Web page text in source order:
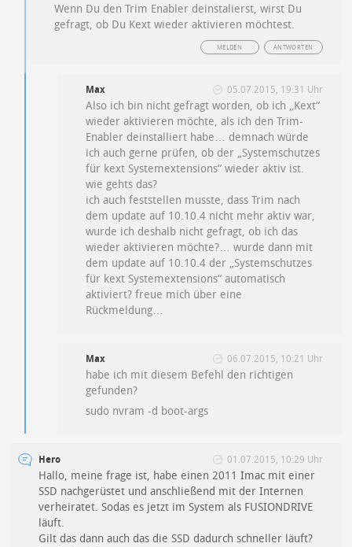
Wenn Du den Trim Enabler deinstalierst, wirst Du
gefragt, ob Du Kext wieder aktivieren möchtest.
ANTWORTEN
MELDEN
Max 05.07.2015, 19:31 Uhr
Also ich bin nicht gefragt worden, ob ich „Kext“
wieder aktivieren möchte, als ich den Trim-
Enabler deinstalliert habe… demnach würde
ich auch gerne prüfen, ob der „Systemschutzes
für kext Systemextensions“ wieder aktiv ist.
wie gehts das?
ich auch feststellen musste, dass Trim nach
dem update auf 10.10.4 nicht mehr aktiv war,
wurde ich deshalb nicht gefragt, ob ich das
wieder aktivieren möchte?… wurde dann mit
dem update auf 10.10.4 der „Systemschutzes
für kext Systemextensions“ automatisch
aktiviert? freue mich über eine
Rückmeldung…
Max 06.07.2015, 10:21 Uhr
habe ich mit diesem Befehl den richtigen
gefunden?
sudo nvram -d boot-args
Hero 01.07.2015, 10:29 Uhr
Hallo, meine frage ist, habe einen 2011 Imac mit einer
SSD nachgerüstet und anschließend mit der Internen
verheiratet. Sodas es jetzt im System als FUSIONDRIVE
läuft.
Gilt das dann auch das die SSD dadurch schneller läuft?